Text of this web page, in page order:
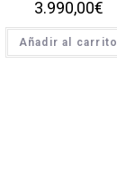
3.990,00€
Añadir al carrito